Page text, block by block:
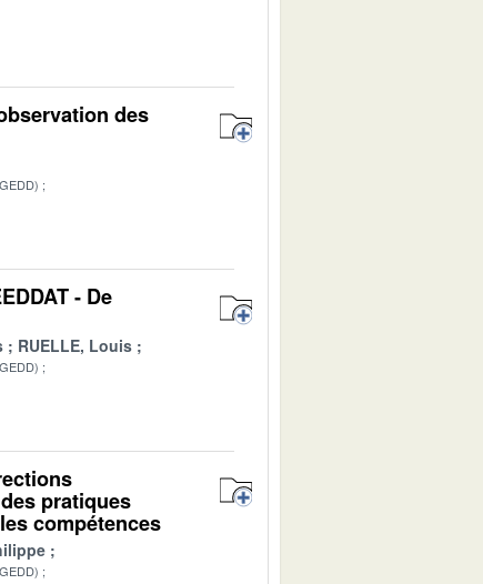
des
- De
RUELLE, Louis
pratiques
compétences